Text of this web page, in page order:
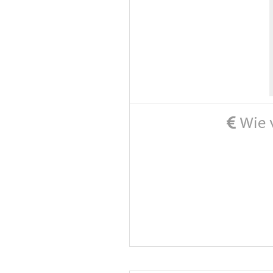
Wie